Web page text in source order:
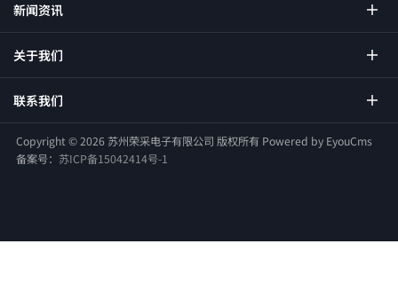
新闻资讯
关于我们
联系我们
Copyright ©2026 苏州荣采电子有限公司 版权所有Powered by EyouCms
备案号： 苏ICP备15042414号-1